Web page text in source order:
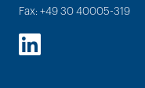
Fax: +49 30 40005-319
LinkedIn